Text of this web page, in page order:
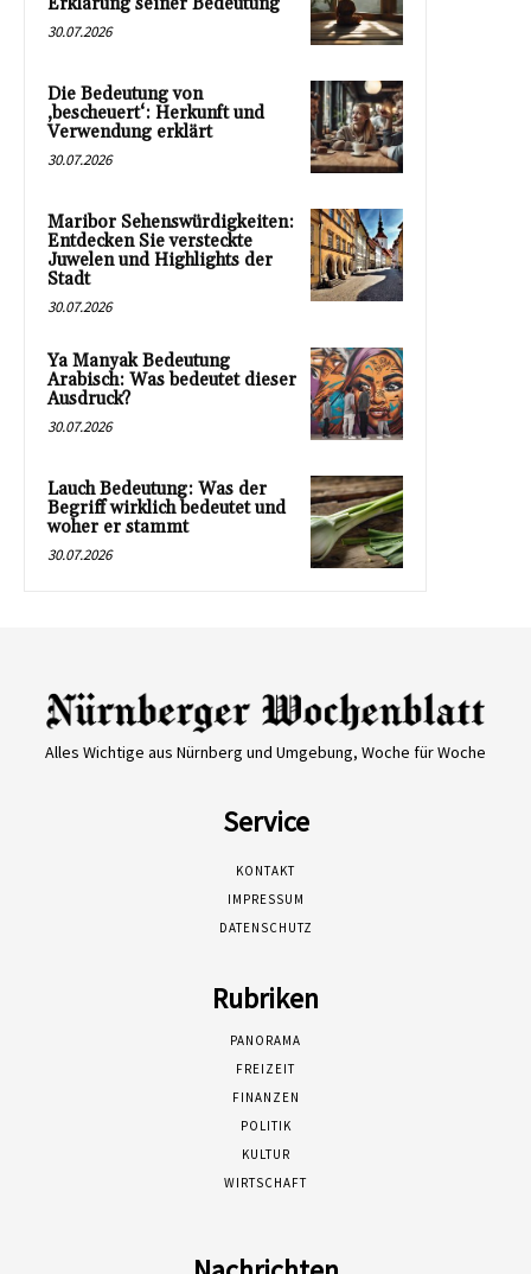
30.07.2026
Die Bedeutung von
‚bescheuert‘: Herkunft und
Verwendung erklärt
30.07.2026
Maribor Sehenswürdigkeiten:
Entdecken Sie versteckte
Juwelen und Highlights der
Stadt
30.07.2026
Ya Manyak Bedeutung
Arabisch: Was bedeutet dieser
Ausdruck?
30.07.2026
Lauch Bedeutung: Was der
Begriff wirklich bedeutet und
woher er stammt
30.07.2026
Alles Wichtige aus Nürnberg und Umgebung, Woche für Woche
Service
KONTAKT
IMPRESSUM
DATENSCHUTZ
Rubriken
PANORAMA
FREIZEIT
FINANZEN
POLITIK
KULTUR
WIRTSCHAFT